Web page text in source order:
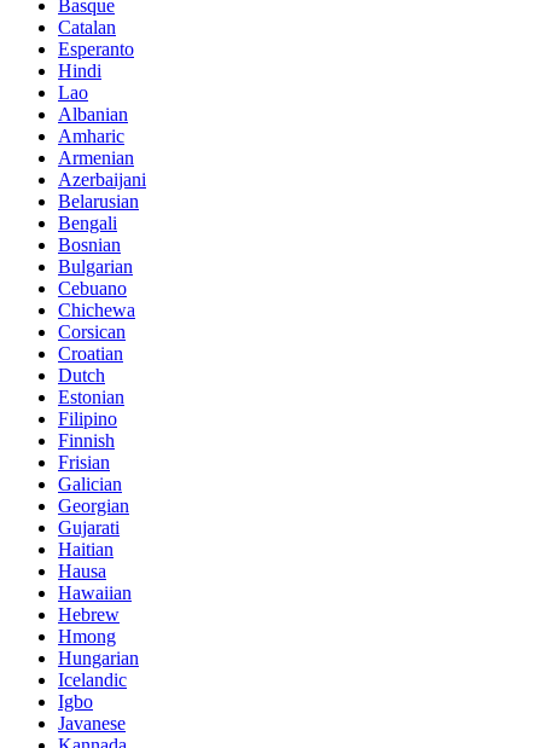
Basque
Catalan
Esperanto
Hindi
Lao
Albanian
Amharic
Armenian
Azerbaijani
Belarusian
Bengali
Bosnian
Bulgarian
Cebuano
Chichewa
Corsican
Croatian
Dutch
Estonian
Filipino
Finnish
Frisian
Galician
Georgian
Gujarati
Haitian
Hausa
Hawaiian
Hebrew
Hmong
Hungarian
Icelandic
Igbo
Javanese